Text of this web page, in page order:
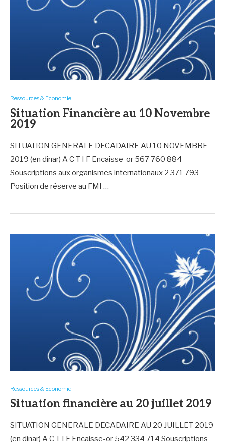
Ressources & Economie
Situation Financière au 10 Novembre
2019
SITUATION GENERALE DECADAIRE AU 10 NOVEMBRE
2019 (en dinar) A C T I F Encaisse-or 567 760 884
Souscriptions aux organismes internationaux 2 371 793
Position de réserve au FMI …
Ressources & Economie
Situation financière au 20 juillet 2019
SITUATION GENERALE DECADAIRE AU 20 JUILLET 2019
(en dinar) A C T I F Encaisse-or 542 334 714 Souscriptions